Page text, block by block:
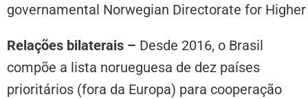
governamental Norwegian Directorate for
Relações bilaterais – Desde 2016, o Brasil
compõe a lista norueguesa de dez países
prioritários (fora da Europa) para cooperação